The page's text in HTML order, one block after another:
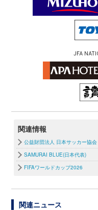
JFA
関連情報
公益財団法人 日本サッカー協会
SAMURAI BLUE(日本代表)
FIFAワールドカップ2026
関連ニュース